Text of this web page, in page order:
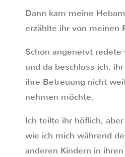
Dann kam meine
erzählte ihr von meinen
Schon angenervt
und da beschloss ich,
ihre Betreuung nicht
nehmen möchte.
Ich teilte ihr höflich,
wie ich mich während
anderen Kindern in